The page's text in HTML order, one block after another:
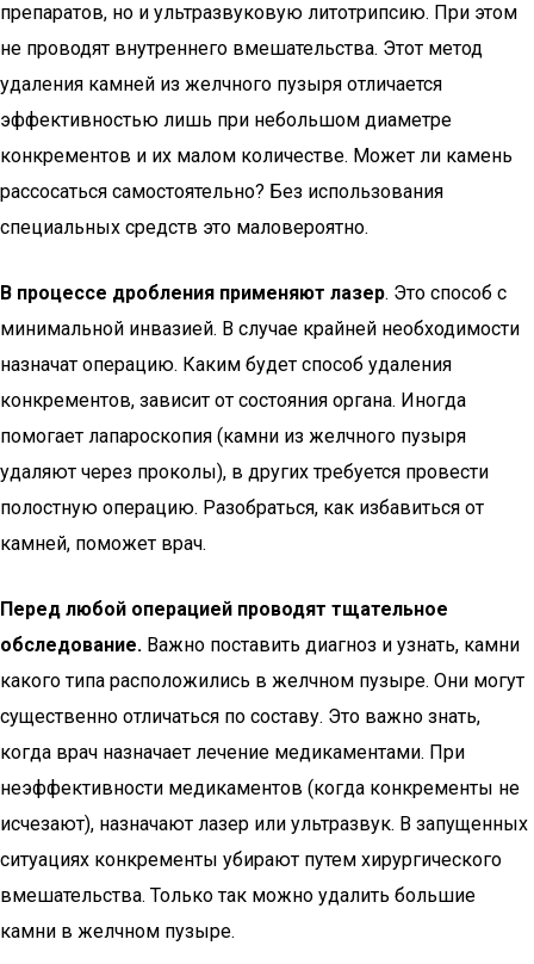
препаратов, но и ультразвуковую литотрипсию. При этом
не проводят внутреннего вмешательства. Этот метод
удаления камней из желчного пузыря отличается
эффективностью лишь при небольшом диаметре
конкрементов и их малом количестве. Может ли камень
рассосаться самостоятельно? Без использования
специальных средств это маловероятно.
В процессе дробления применяют лазер. Это способ с
минимальной инвазией. В случае крайней необходимости
назначат операцию. Каким будет способ удаления
конкрементов, зависит от состояния органа. Иногда
помогает лапароскопия (камни из желчного пузыря
удаляют через проколы), в других требуется провести
полостную операцию. Разобраться, как избавиться от
камней, поможет врач.
Перед любой операцией проводят тщательное
обследование. Важно поставить диагноз и узнать, камни
какого типа расположились в желчном пузыре. Они могут
существенно отличаться по составу. Это важно знать,
когда врач назначает лечение медикаментами. При
неэффективности медикаментов (когда конкременты не
исчезают), назначают лазер или ультразвук. В запущенных
ситуациях конкременты убирают путем хирургического
вмешательства. Только так можно удалить большие
камни в желчном пузыре.